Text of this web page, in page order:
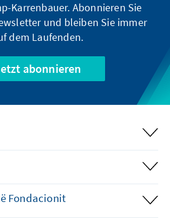
Karrenbauer. Abonnieren Sie
und bleiben Sie immer
dem Laufenden.
abonnieren
Fondacionit